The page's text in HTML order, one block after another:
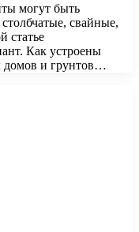
могут быть
свайные,
статье
Как устроены
домов и грунтов…